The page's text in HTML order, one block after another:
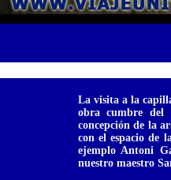
La visita a la
obra cumbre del
concepción de la
con el espacio de
ejemplo Antoni
nuestro maestro